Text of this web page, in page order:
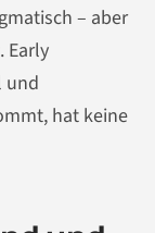
– aber
Early
und
hat keine